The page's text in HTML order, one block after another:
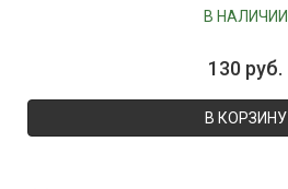
В НАЛИЧИИ
130 руб.
В КОРЗИНУ